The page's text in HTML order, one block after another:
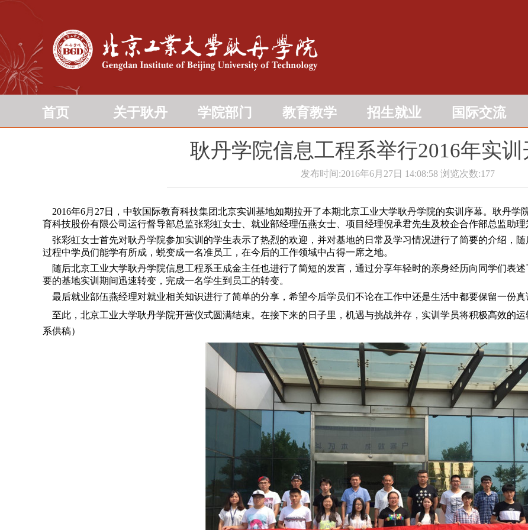
首页 关于耿丹 学院部门 教育教学 招生就业 国际交流
耿丹学院信息工程系举行2016年实
发布时间:2016年6月27日 14:08:58 浏览次数:177
2016年6月27日，中软国际教育科技集团北京实训基地如期拉开了本期北京工业大学耿丹学院的实训序幕。耿丹学
育科技股份有限公司运行督导部总监张彩虹女士、就业部经理伍燕女士、项目经理倪承君先生及校企合作部总监助理
张彩虹女士首先对耿丹学院参加实训的学生表示了热烈的欢迎，并对基地的日常及学习情况进行了简要的介绍，
过程中学员们能学有所成，蜕变成一名准员工，在今后的工作领域中占得一席之地。
随后北京工业大学耿丹学院信息工程系王成金主任也进行了简短的发言，通过分享年轻时的亲身经历向同学们表
要的基地实训期间迅速转变，完成一名学生到员工的转变。
最后就业部伍燕经理对就业相关知识进行了简单的分享，希望今后学员们不论在工作中还是生活中都要保留一份真
至此，北京工业大学耿丹学院开营仪式圆满结束。在接下来的日子里，机遇与挑战并存，实训学员将积极高效的
系供稿）